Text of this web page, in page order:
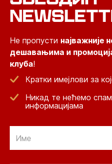
Не пропусти најважније
дешавањима и
клуба!
Кратки имејлови за
Никад те нећемо
информацијама